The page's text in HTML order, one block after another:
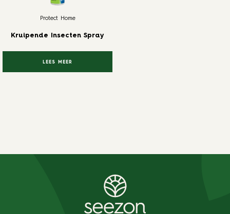
Protect Home
Kruipende Insecten Spray
LEES MEER